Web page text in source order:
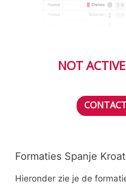
NOT
Formaties Spanje
Hieronder zie je de